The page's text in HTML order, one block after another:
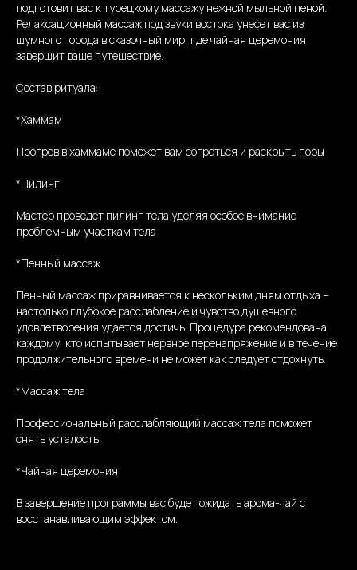
подготовит вас к турецкому массажу нежной мыльной пеной.
Релаксационный массаж под звуки востока унесет вас из
шумного города в сказочный мир, где чайная церемония
завершит ваше путешествие.
Состав ритуала:
*Хаммам
Прогрев в хаммаме поможет вам согреться и раскрыть поры
*Пилинг
Мастер проведет пилинг тела уделяя особое внимание
проблемным участкам тела
*Пенный массаж
Пенный массаж приравнивается к нескольким дням отдыха –
настолько глубокое расслабление и чувство душевного
удовлетворения удается достичь. Процедура рекомендована
каждому, кто испытывает нервное перенапряжение и в течение
продолжительного времени не может как следует отдохнуть.
*Массаж тела
Профессиональный расслабляющий массаж тела поможет
снять усталость.
*Чайная церемония
В завершение программы вас будет ожидать арома-чай с
восстанавливающим эффектом.